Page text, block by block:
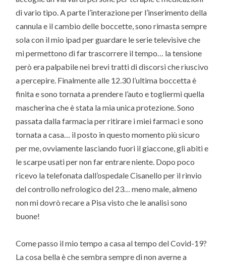
di vario tipo. A parte l’interazione per l’inserimento della
cannula e il cambio delle boccette, sono rimasta sempre
sola con il mio ipad per guardare le serie televisive che
mi permettono di far trascorrere il tempo… la tensione
però era palpabile nei brevi tratti di discorsi che riuscivo
a percepire. Finalmente alle 12.30 l’ultima boccetta è
finita e sono tornata a prendere l’auto e togliermi quella
mascherina che è stata la mia unica protezione. Sono
passata dalla farmacia per ritirare i miei farmaci e sono
tornata a casa… il posto in questo momento più sicuro
per me, ovviamente lasciando fuori il giaccone, gli abiti e
le scarpe usati per non far entrare niente. Dopo poco
ricevo la telefonata dall’ospedale Cisanello per il rinvio
del controllo nefrologico del 23… meno male, almeno
non mi dovrò recare a Pisa visto che le analisi sono
buone!
Come passo il mio tempo a casa al tempo del Covid-19?
La cosa bella è che sembra sempre di non averne a